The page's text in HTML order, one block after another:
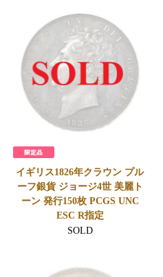
イギリス1826年クラウン プル
ーフ銀貨 ジョージ4世 美麗ト
ーン 発行150枚 PCGS UNC
ESC R指定
SOLD